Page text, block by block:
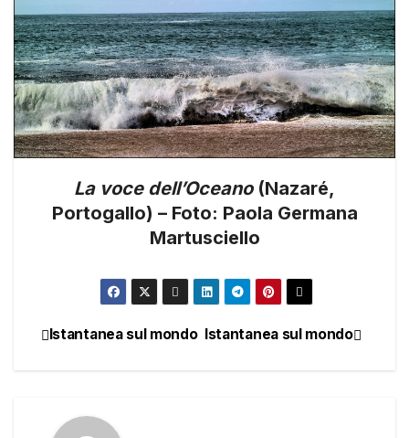
La voce dell’Oceano(Nazaré,
Portogallo) – Foto: Paola Germana
Martusciello
NavigazioneIstantanea sul mondo
Istantanea sul mondo